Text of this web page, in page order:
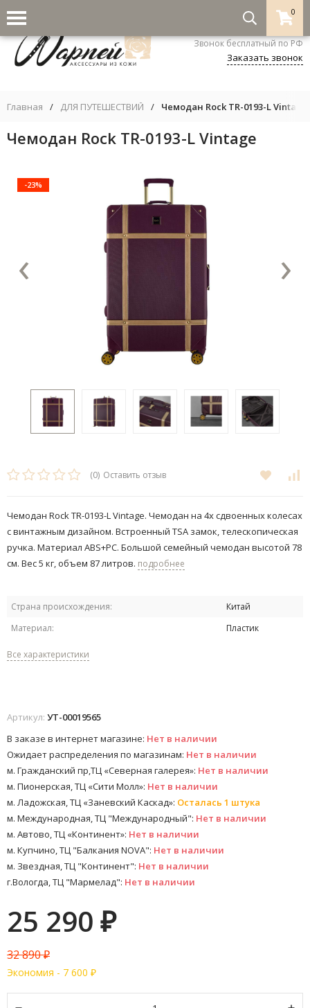
0
8-800-333-5530
Звонок бесплатный по РФ
Заказать звонок
Главная / ДЛЯ ПУТЕШЕСТВИЙ / Чемодан Rock TR-0193-L Vintage
Чемодан Rock TR-0193-L Vintage
-23%
‹ ›
(0) Оставить отзыв
Чемодан Rock TR-0193-L Vintage. Чемодан на 4х сдвоенных колесах
с винтажным дизайном. Встроенный TSA замок, телескопическая
ручка. Материал ABS+PC. Большой семейный чемодан высотой 78
см. Вес 5 кг, объем 87 литров. подробнее
Страна происхождения:
Китай
Материал:
Пластик
Все характеристики
Артикул: УТ-00019565
В заказе в интернет магазине: Нет в наличии
Ожидает распределения по магазинам: Нет в наличии
м. Гражданский пр,ТЦ «Северная галерея»: Нет в наличии
м. Пионерская, ТЦ «Сити Молл»: Нет в наличии
м. Ладожская, ТЦ «Заневский Каскад»: Осталась 1 штука
м. Международная, ТЦ "Международный": Нет в наличии
м. Автово, ТЦ «Континент»: Нет в наличии
м. Купчино, ТЦ "Балкания NOVA": Нет в наличии
м. Звездная, ТЦ "Континент": Нет в наличии
г.Вологда, ТЦ "Мармелад": Нет в наличии
25 290 ₽
32 890₽
Экономия - 7 600 ₽